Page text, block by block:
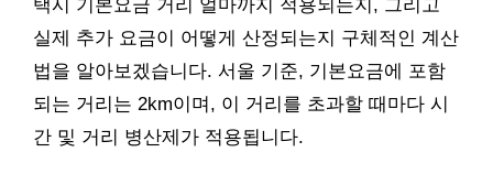
택시 기본요금 거리 얼마까지 적용되는지, 그리고
실제 추가 요금이 어떻게 산정되는지 구체적인 계산
법을 알아보겠습니다. 서울 기준, 기본요금에 포함
되는 거리는 2km이며, 이 거리를 초과할 때마다 시
간 및 거리 병산제가 적용됩니다.